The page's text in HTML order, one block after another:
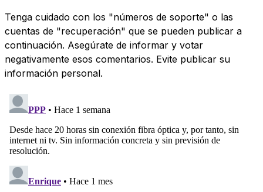
Tenga cuidado con los "números de soporte" o las
cuentas de "recuperación" que se pueden publicar a
continuación. Asegúrate de informar y votar
negativamente esos comentarios. Evite publicar su
información personal.